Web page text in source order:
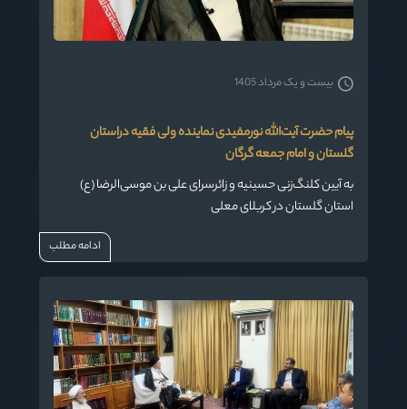
پیام حضرت آیت‌الله نورمفیدی نماینده ولی فقیه دراستان
گلستان و امام جمعه گرگان
به آیین کلنگ‌زنی حسینیه و زائرسرای علی بن موسی‌الرضا (ع)
استان گلستان در کربلای معلی
بیست و یک مرداد 1405
ادامه مطلب